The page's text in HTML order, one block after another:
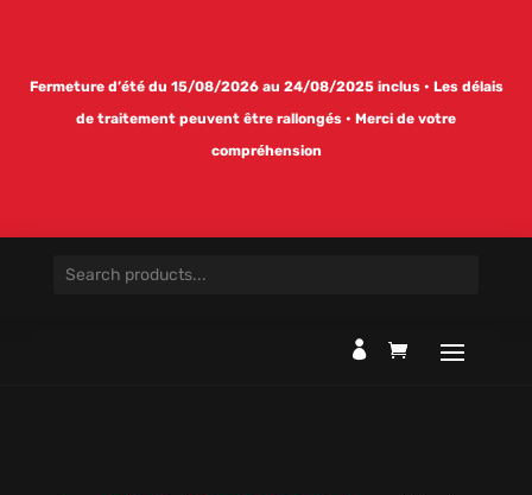
Fermeture d’été du 15/08/2026 au 24/08/2025 inclus • Les délais
de traitement peuvent être rallongés • Merci de votre
compréhension
